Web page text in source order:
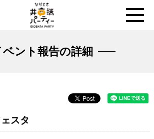
ベント報告の詳細
スタ